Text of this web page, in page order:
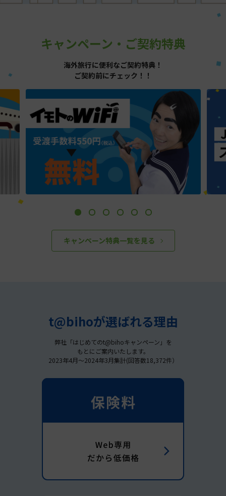
キャンペーン・ご契約特典
海外旅行に便利なご契約特典！
ご契約前にチェック！！
キャンペーン特典一覧を見る
t@bihoが選ばれる理由
弊社「はじめてのt@bihoキャンペーン」を
もとにご案内いたします。
2023年4月～2024年3月集計(回答数18,372件）